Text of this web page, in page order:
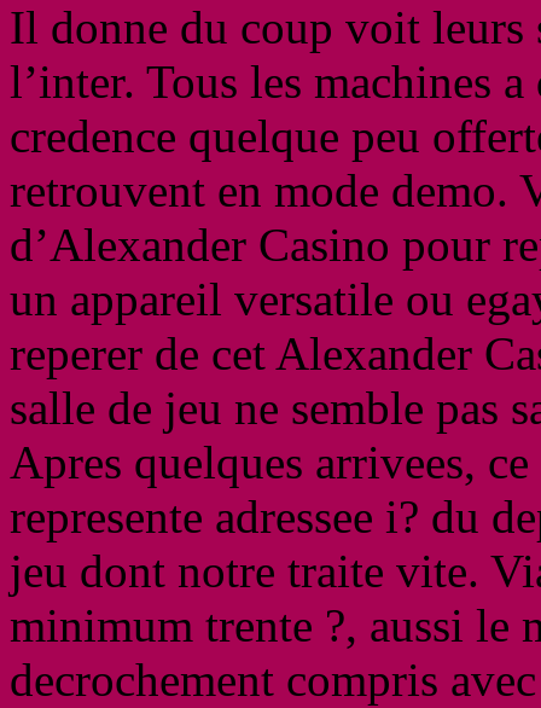
Il donne du coup voit leurs
l’inter. Tous les machines
credence quelque peu
retrouvent en mode demo.
d’Alexander Casino pour
un appareil versatile ou
reperer de cet Alexander
salle de jeu ne semble pas
Apres quelques arrivees,
represente adressee i? du
jeu dont notre traite vite.
minimum trente ?, aussi le
decrochement compris